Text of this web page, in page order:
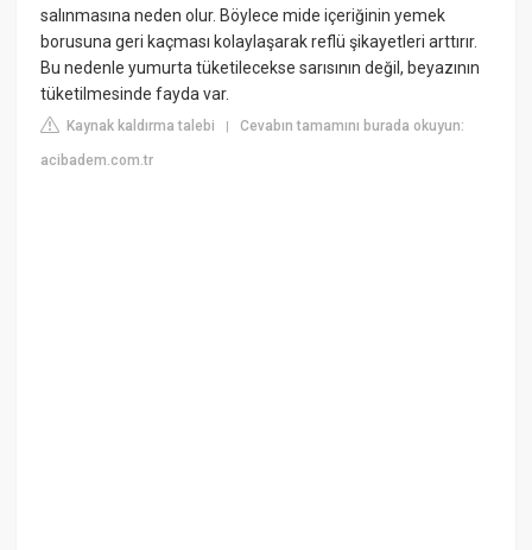
salınmasına neden olur. Böylece mide içeriğinin yemek
borusuna geri kaçması kolaylaşarak reflü şikayetleri arttırır.
Bu nedenle yumurta tüketilecekse sarısının değil, beyazının
tüketilmesinde fayda var.
Kaynak kaldırma talebi |Cevabın tamamını burada okuyun:
acibadem.com.tr